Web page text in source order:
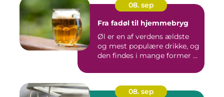
08. sep
Fra fadøl til hjemmebryg
Øl er en af verdens ældste
og mest populære drikke, og
den findes i mange former ...
08. sep